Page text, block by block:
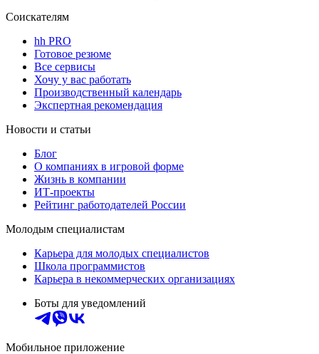
Соискателям
hh PRO
Готовое резюме
Все сервисы
Хочу у вас работать
Производственный календарь
Экспертная рекомендация
Новости и статьи
Блог
О компаниях в игровой форме
Жизнь в компании
ИТ-проекты
Рейтинг работодателей России
Молодым специалистам
Карьера для молодых специалистов
Школа программистов
Карьера в некоммерческих организациях
Боты для уведомлений
Мобильное приложение